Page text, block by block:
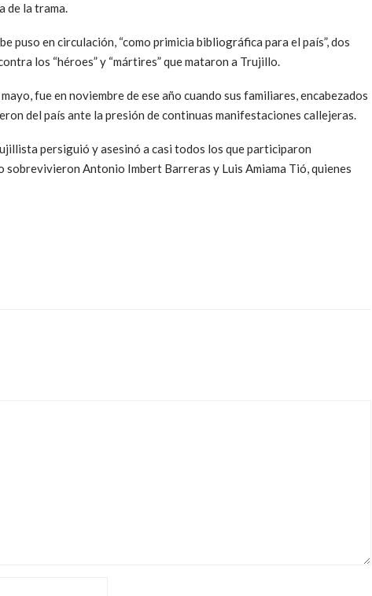
de la trama.
puso en circulación, “como primicia bibliográfica para el país”, dos
los “héroes” y “mártires” que mataron a Trujillo.
fue en noviembre de ese año cuando sus familiares, encabezados
del país ante la presión de continuas manifestaciones callejeras.
persiguió y asesinó a casi todos los que participaron
sobrevivieron Antonio Imbert Barreras y Luis Amiama Tió, quienes